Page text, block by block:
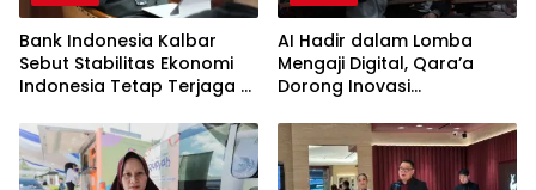
Bank Indonesia Kalbar
Sebut Stabilitas Ekonomi
Indonesia Tetap Terjaga di
Global
AI Hadir dalam Lomba
Mengaji Digital, Qara’a
Dorong Inovasi
Indonesia